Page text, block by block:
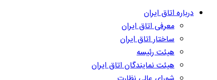
درباره اتاق ایران
معرفی اتاق ایران
ساختار اتاق ایران
هیئت رئیسه
هیئت نمایندگان اتاق ایران